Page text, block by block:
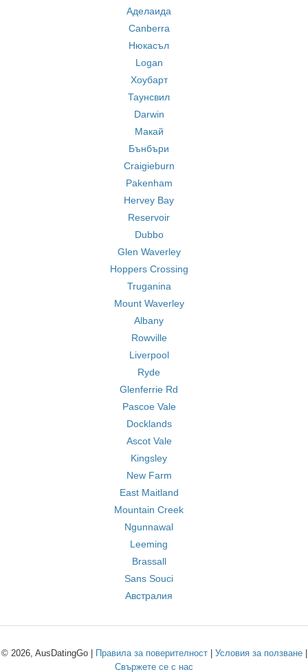
Аделаида
Canberra
Нюкасъл
Logan
Хоубарт
Таунсвил
Darwin
Макай
Бънбъри
Craigieburn
Pakenham
Hervey Bay
Reservoir
Dubbo
Glen Waverley
Hoppers Crossing
Truganina
Mount Waverley
Albany
Rowville
Liverpool
Ryde
Glenferrie Rd
Pascoe Vale
Docklands
Ascot Vale
Kingsley
New Farm
East Maitland
Mountain Creek
Ngunnawal
Leeming
Brassall
Sans Souci
Австралия
© 2026, AusDatingGo | Правила за поверителност| Условия за ползване|
Свържете се с нас